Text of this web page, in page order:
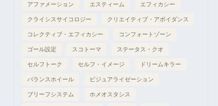
アファメーション エスティーム エフィカシー
クライシスサイコロジー クリエイティブ・アボイダンス
コレクティブ・エフィカシー コンフォートゾーン
ゴール設定 スコトーマ ステータス・クオ
セルフトーク セルフ・イメージ ドリームキラー
バランスホイール ビジュアライゼーション
ブリーフシステム ホメオスタシス